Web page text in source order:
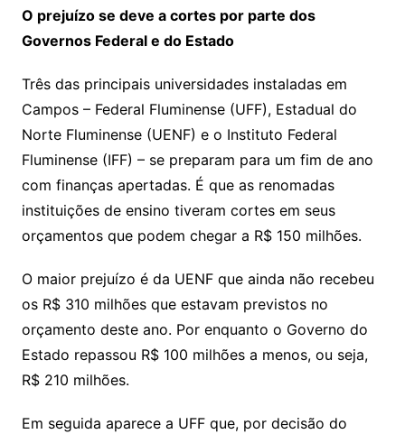
O prejuízo se deve a cortes por parte dos
Governos Federal e do Estado
Três das principais universidades instaladas em
Campos – Federal Fluminense (UFF), Estadual do
Norte Fluminense (UENF) e o Instituto Federal
Fluminense (IFF) – se preparam para um fim de ano
com finanças apertadas. É que as renomadas
instituições de ensino tiveram cortes em seus
orçamentos que podem chegar a R$ 150 milhões.
O maior prejuízo é da UENF que ainda não recebeu
os R$ 310 milhões que estavam previstos no
orçamento deste ano. Por enquanto o Governo do
Estado repassou R$ 100 milhões a menos, ou seja,
R$ 210 milhões.
Em seguida aparece a UFF que, por decisão do